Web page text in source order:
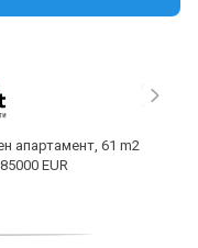
апартамент, 61 m2
EUR